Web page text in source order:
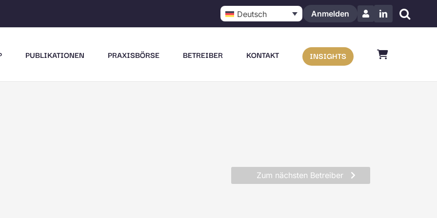
Deutsch Anmelden LinkedIn
PUBLIKATIONEN PRAXISBÖRSE BETREIBER KONTAKT INSIGHTS
Zum nächsten Betreiber